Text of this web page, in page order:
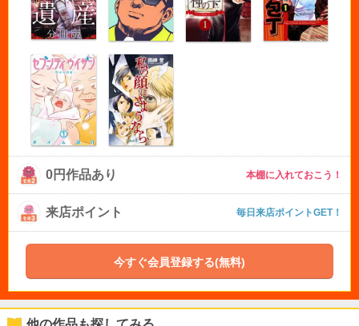
0円作品あり 本棚に入れておこう！
来店ポイント 毎日来店ポイントGET！
今すぐ会員登録する(無料)